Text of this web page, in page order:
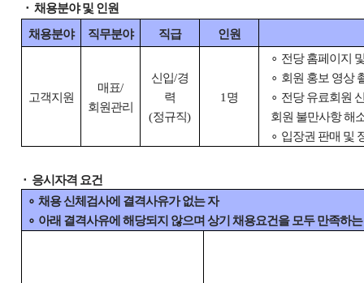
⬝채용분야 및 인원
채용분야 직무분야 직급 인원
고객지원
매표/
회원관리
신입/경
력
(정규직)
1 명
∘ 전당 홈페이지
∘ 회원 홍보 영상
∘ 전당 유료회원
회원 불만사항 해
∘ 입장권 판매 및
⬝ 응시자격 요건
∘ 채용 신체검사에 결격사유가 없는 자
∘ 아래 결격사유에 해당되지 않으며 상기 채용요건을 모두 만족하